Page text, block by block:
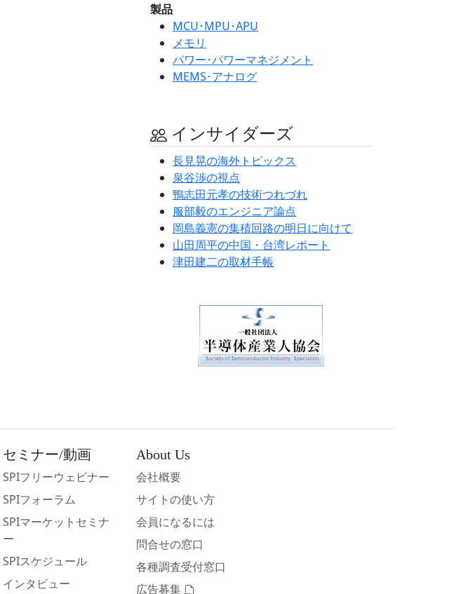
製品
MCU･MPU･APU
メモリ
パワー･パワーマネジメント
MEMS･アナログ
インサイダーズ
長見晃の海外トピックス
泉谷渉の視点
鴨志田元孝の技術つれづれ
服部毅のエンジニア論点
岡島義憲の集積回路の明日に向けて
山田周平の中国・台湾レポート
津田建二の取材手帳
セミナー/動画
SPIフリーウェビナー
SPIフォーラム
SPIマーケットセミナ
ー
SPIスケジュール
インタビュー
About Us
会社概要
サイトの使い方
会員になるには
問合せの窓口
各種調査受付窓口
広告募集